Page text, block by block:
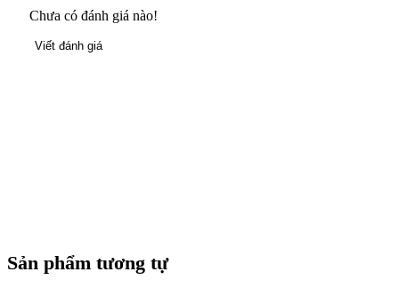
Chưa có đánh giá nào!
Viết đánh giá
Sản phẩm tương tự